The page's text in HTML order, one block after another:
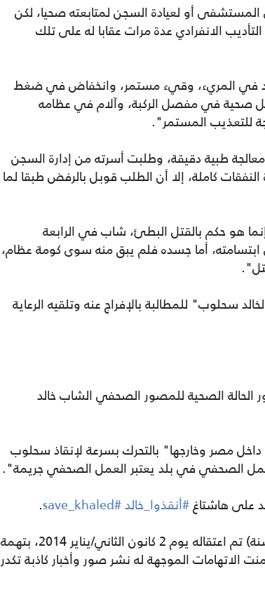
أو لعيادة السجن لمتابعته صحيا، لكن
الانفرادي عدة مرات عقابا له على تلك
في المريء، وقيء مستمر، وانخفاض في ضغط
صحية في مفصل الركبة، وآلام في عظامه
للتعذيب المستمر".
طبية دقيقة، وطلبت أسرته من إدارة السجن
كاملة، إلا أن الطلب قوبل بالرفض طبقا لما
هو حكم بالقتل البطئ، شاب في الرابعة
أما جسده فلم يبق منه سوى كومة عظام،
سحلوب" للمطالبة بالإفراج عنه وتلقيه الرعاية
الحالة الصحية للمصور الصحفي الشاب خالد
مصر وخارجها" بالتحرك بسرعة لإنقاذ سحلوب
الصحفي في بلد يعتبر العمل الصحفي جريمة".
على هاشتاغ#أنقذوا_خالد #save_khaled
.
يذكر أن المصور خالد محمد عبد الرؤوف سحلوب (24 سنة) تم اعتقاله يوم 2 كانون الثاني/يناير 2014، بتهمة
الاتهامات الموجهة له نشر صور وأخبار كاذبة تكدر